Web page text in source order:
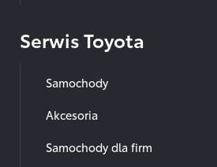
Serwis Toyota
Samochody
Akcesoria
Samochody dla firm